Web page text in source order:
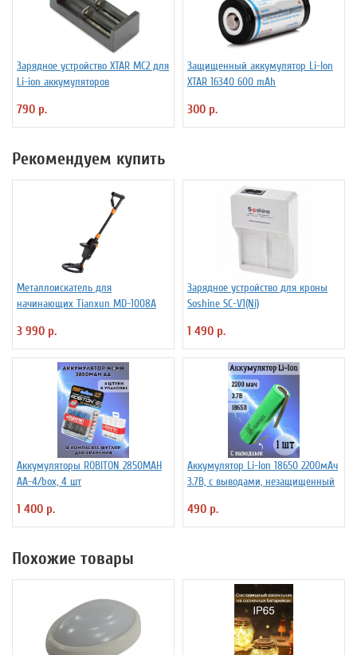
Зарядное устройство XTAR MC2 для
Li-ion аккумуляторов
790 р.
Защищенный аккумулятор Li-Ion
XTAR 16340 600 mAh
300 р.
Рекомендуем купить
Металлоискатель для
начинающих Tianxun MD-1008A
3 990 р.
Зарядное устройство для кроны
Soshine SC-V1(Ni)
1 490 р.
Аккумуляторы ROBITON 2850MAH
AA-4/box, 4 шт
1 400 р.
Аккумулятор Li-Ion 18650 2200мАч
3.7В, с выводами, незащищенный
490 р.
Похожие товары